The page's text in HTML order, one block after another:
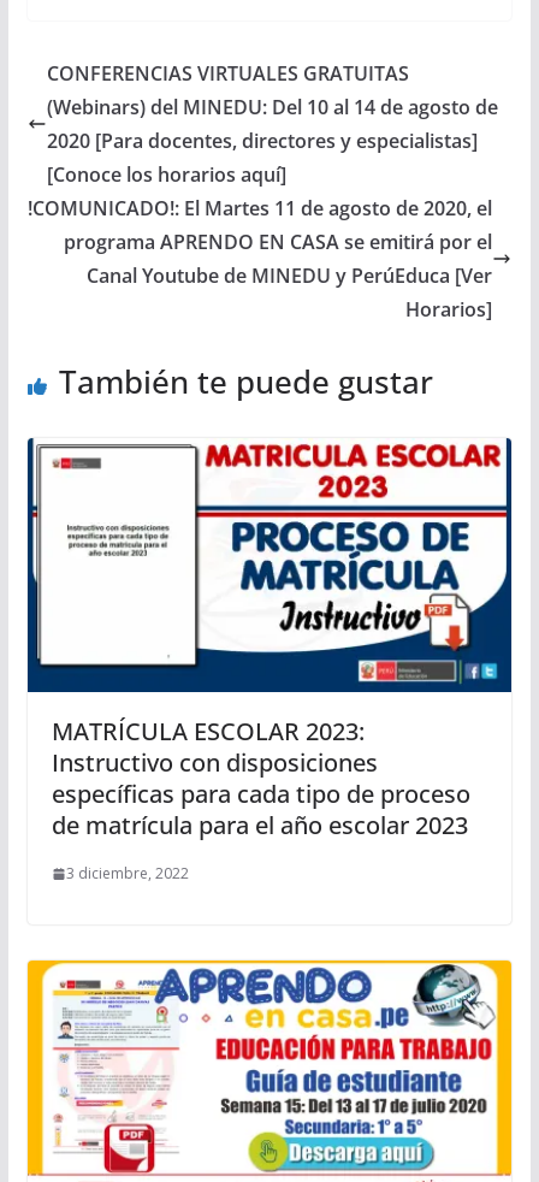
CONFERENCIAS VIRTUALES GRATUITAS
(Webinars) del MINEDU: Del 10 al 14 de agosto de
2020 [Para docentes, directores y especialistas]
[Conoce los horarios aquí]
!COMUNICADO!: El Martes 11 de agosto de 2020, el
programa APRENDO EN CASA se emitirá por el
Canal Youtube de MINEDU y PerúEduca [Ver
Horarios]
También te puede gustar
MATRÍCULA ESCOLAR 2023:
Instructivo con disposiciones
específicas para cada tipo de proceso
de matrícula para el año escolar 2023
3 diciembre, 2022